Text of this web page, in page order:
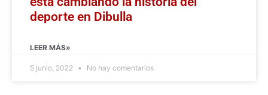
deporte en Dibulla
LEER MÁS»
5 junio, 2022 No hay comentarios